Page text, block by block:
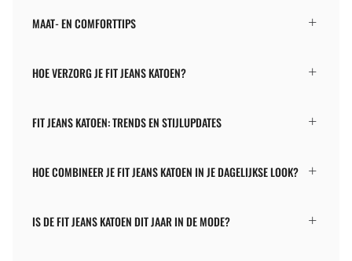
MAAT- EN COMFORTTIPS
HOE VERZORG JE FIT JEANS KATOEN?
FIT JEANS KATOEN: TRENDS EN STIJLUPDATES
HOE COMBINEER JE FIT JEANS KATOEN IN JE DAGELIJKSE LOOK?
IS DE FIT JEANS KATOEN DIT JAAR IN DE MODE?